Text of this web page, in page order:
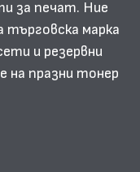
за печат. Ние
търговска марка
и резервни
на празни тонер